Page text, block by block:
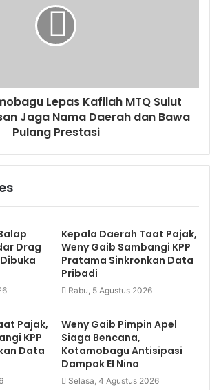
Lepas Kafilah MTQ Sulut
Jaga Nama Daerah dan Bawa
Pulang Prestasi
Drag
Kepala Daerah Taat Pajak,
Weny Gaib Sambangi KPP
Pratama Sinkronkan Data
Pribadi
Rabu, 5 Agustus 2026
Pajak,
KPP
Data
Weny Gaib Pimpin Apel
Siaga Bencana,
Kotamobagu Antisipasi
Dampak El Nino
Selasa, 4 Agustus 2026